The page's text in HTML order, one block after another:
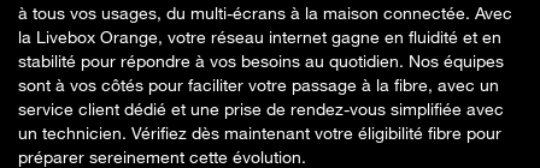
à tous vos usages, du multi-écrans à la maison connectée. Avec
la Livebox Orange, votre réseau internet gagne en fluidité et en
stabilité pour répondre à vos besoins au quotidien. Nos équipes
sont à vos côtés pour faciliter votre passage à la fibre, avec un
service client dédié et une prise de rendez-vous simplifiée avec
un technicien. Vérifiez dès maintenant votre éligibilité fibre pour
préparer sereinement cette évolution.